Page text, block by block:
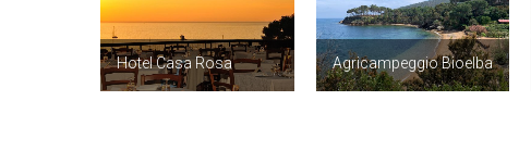
Hotel Casa Rosa Agricampeggio Bioelba